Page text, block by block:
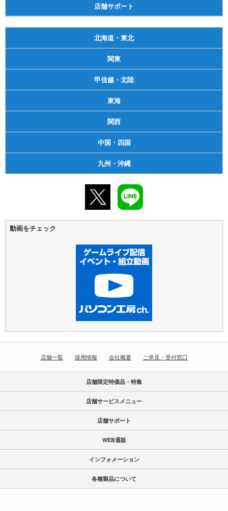
店舗サポート
北海道・東北
関東
甲信越・北陸
東海
関西
中国・四国
九州・沖縄
動画をチェック
店舗一覧 採用情報 会社概要 ご意見・受付窓口
店舗限定特価品・特集
店舗サービスメニュー
店舗サポート
WEB通販
インフォメーション
各種製品について